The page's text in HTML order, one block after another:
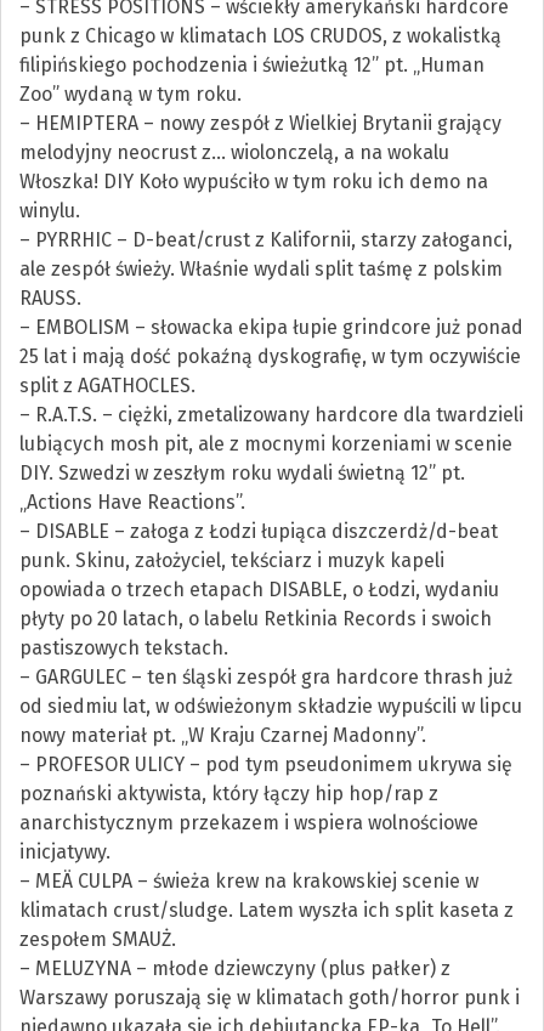
– STRESS POSITIONS – wściekły amerykański hardcore
punk z Chicago w klimatach LOS CRUDOS, z wokalistką
filipińskiego pochodzenia i świeżutką 12” pt. „Human
Zoo” wydaną w tym roku.
– HEMIPTERA – nowy zespół z Wielkiej Brytanii grający
melodyjny neocrust z… wiolonczelą, a na wokalu
Włoszka! DIY Koło wypuściło w tym roku ich demo na
winylu.
– PYRRHIC – D-beat/crust z Kalifornii, starzy załoganci,
ale zespół świeży. Właśnie wydali split taśmę z polskim
RAUSS.
– EMBOLISM – słowacka ekipa łupie grindcore już ponad
25 lat i mają dość pokaźną dyskografię, w tym oczywiście
split z AGATHOCLES.
– R.A.T.S. – ciężki, zmetalizowany hardcore dla twardzieli
lubiących mosh pit, ale z mocnymi korzeniami w scenie
DIY. Szwedzi w zeszłym roku wydali świetną 12” pt.
„Actions Have Reactions”.
– DISABLE – załoga z Łodzi łupiąca diszczerdż/d-beat
punk. Skinu, założyciel, tekściarz i muzyk kapeli
opowiada o trzech etapach DISABLE, o Łodzi, wydaniu
płyty po 20 latach, o labelu Retkinia Records i swoich
pastiszowych tekstach.
– GARGULEC – ten śląski zespół gra hardcore thrash już
od siedmiu lat, w odświeżonym składzie wypuścili w lipcu
nowy materiał pt. „W Kraju Czarnej Madonny”.
– PROFESOR ULICY – pod tym pseudonimem ukrywa się
poznański aktywista, który łączy hip hop/rap z
anarchistycznym przekazem i wspiera wolnościowe
inicjatywy.
– MEÄ CULPA – świeża krew na krakowskiej scenie w
klimatach crust/sludge. Latem wyszła ich split kaseta z
zespołem SMAUŻ.
– MELUZYNA – młode dziewczyny (plus pałker) z
Warszawy poruszają się w klimatach goth/horror punk i